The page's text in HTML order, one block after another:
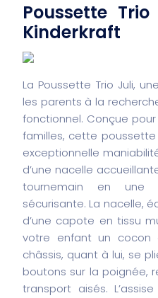
Poussette
Kinderkraft
La Poussette Trio Juli,
les parents à la
fonctionnel. Conçue
familles, cette
exceptionnelle
d’une nacelle
tournemain en une
sécurisante. La nacelle,
d’une capote en tissu
votre enfant un cocon
châssis, quant à lui, se
boutons sur la poignée,
transport aisés.